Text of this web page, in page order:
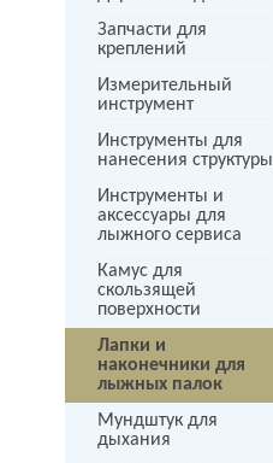
Запчасти для
креплений
Измерительный
инструмент
Инструменты для
нанесения структуры
Инструменты и
аксессуары для
лыжного сервиса
Камус для
скользящей
поверхности
Лапки и
наконечники для
лыжных палок
Мундштук для
дыхания